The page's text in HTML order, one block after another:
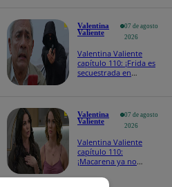
Valentina
Valiente
07 de agosto
2026
Valentina Valiente
capítulo 110: ¡Frida es
secuestrada en
Valentina
Valiente
07 de agosto
2026
Valentina Valiente
capítulo 110:
¡Macarena ya no
la extorsión contra